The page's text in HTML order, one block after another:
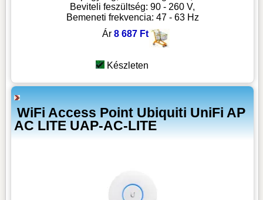
Beviteli feszültség: 90 - 260 V,
Bemeneti frekvencia: 47 - 63 Hz
Ár 8 687 Ft
Készleten
WiFi Access Point Ubiquiti UniFi AP
AC LITE UAP-AC-LITE